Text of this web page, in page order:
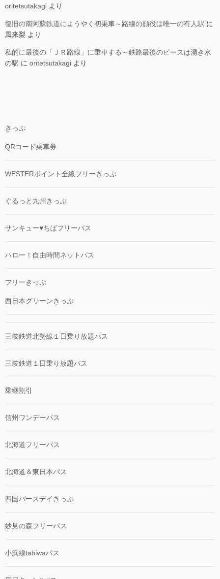
oritetsutakagi より
復旧の南阿蘇鉄道にようやく初乗車～路線の顔役は唯一の有人駅 に
風来梨 より
私的に最後の「ＪＲ路線」に乗車する～鉄路最後のピースは湧き水
の駅 に oritetsutakagi より
きっぷ
QRコード乗車券
WESTERポイント全線フリーきっぷ
ぐるっと九州きっぷ
サンキュー♥ちばフリーパス
ハロー！自由時間ネットパス
フリーきっぷ
西日本グリーンきっぷ
三岐鉄道北勢線１日乗り放題パス
三岐鉄道１日乗り放題パス
乗継割引
信州ワンデーパス
北海道フリーパス
北海道＆東日本パス
四国バースデイきっぷ
妙見の森フリーパス
小浜線tabiwaパス